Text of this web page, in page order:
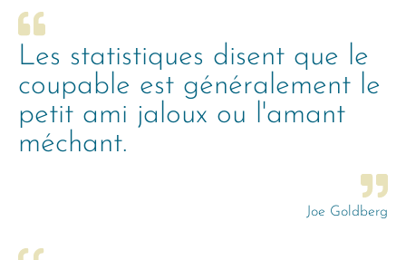
Les statistiques disent que le
coupable est généralement le
petit ami jaloux ou l'amant
méchant.
Joe Goldberg